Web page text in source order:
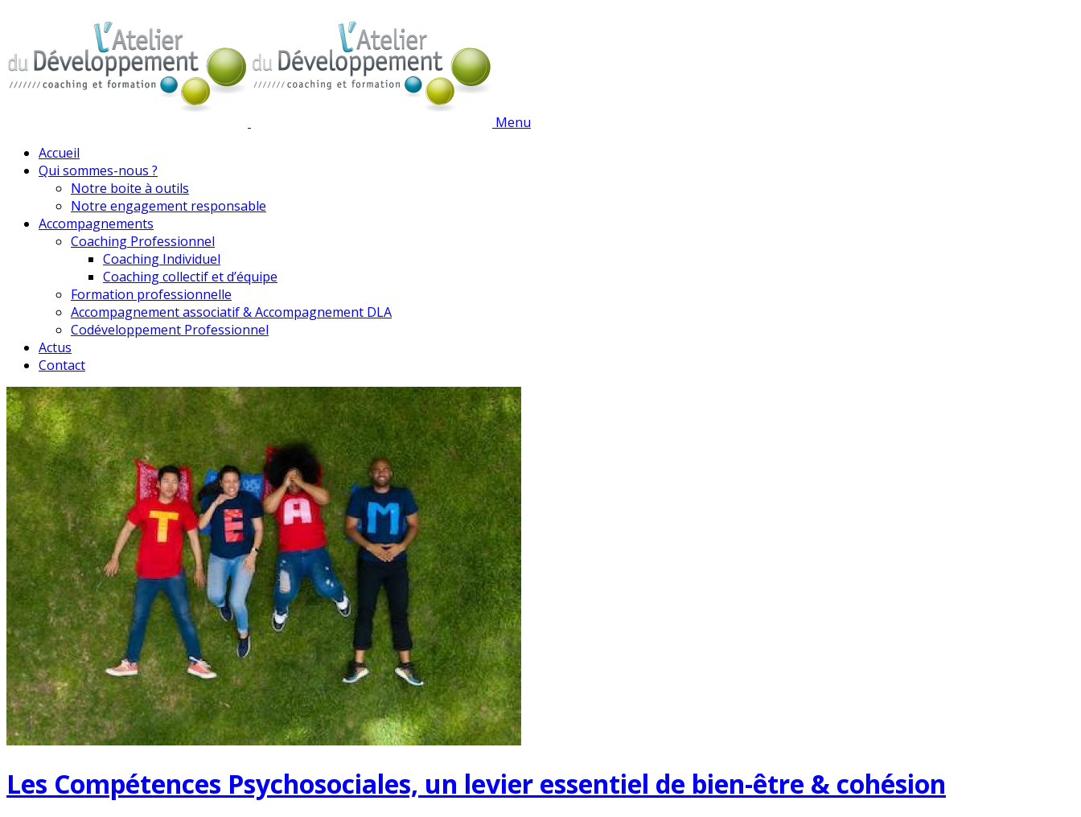
Menu
Accueil
Qui sommes-nous ?
Notre boite à outils
Notre engagement responsable
Accompagnements
Coaching Professionnel
Coaching Individuel
Coaching collectif et d’équipe
Formation professionnelle
Accompagnement associatif & Accompagnement DLA
Codéveloppement Professionnel
Actus
Contact
Les Compétences Psychosociales, un levier essentiel de bien-être & cohésion